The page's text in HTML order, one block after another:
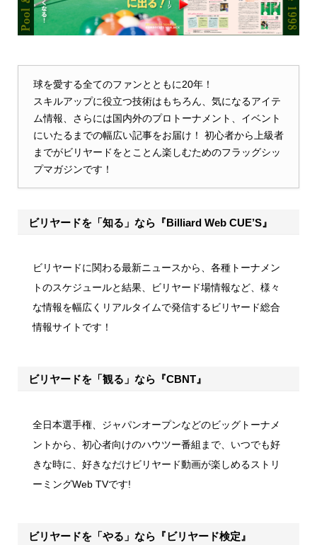
球を愛する全てのファンとともに20年！
スキルアップに役立つ技術はもちろん、気になるアイテ
ム情報、さらには国内外のプロトーナメント、イベント
にいたるまでの幅広い記事をお届け！ 初心者から上級者
までがビリヤードをとことん楽しむためのフラッグシッ
プマガジンです！
ビリヤードを「知る」なら『Billiard Web CUE’S』
ビリヤードに関わる最新ニュースから、各種トーナメン
トのスケジュールと結果、ビリヤード場情報など、様々
な情報を幅広くリアルタイムで発信するビリヤード総合
情報サイトです！
ビリヤードを「観る」なら『CBNT』
全日本選手権、ジャパンオープンなどのビッグトーナメ
ントから、初心者向けのハウツー番組まで、いつでも好
きな時に、好きなだけビリヤード動画が楽しめるストリ
ーミングWeb TVです!
ビリヤードを「やる」なら『ビリヤード検定』